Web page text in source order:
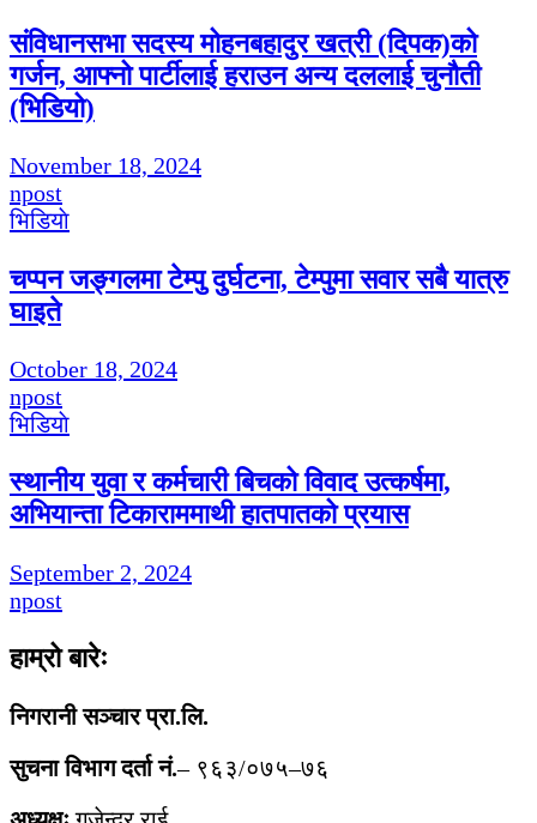
संविधानसभा सदस्य मोहनबहादुर खत्री (दिपक)को
गर्जन, आफ्नो पार्टीलाई हराउन अन्य दललाई चुनौती
(भिडियो)
November 18, 2024
npost
भिडियाे
चप्पन जङ्गलमा टेम्पु दुर्घटना, टेम्पुमा सवार सबै यात्रु
घाइते
October 18, 2024
npost
भिडियाे
स्थानीय युवा र कर्मचारी बिचको विवाद उत्कर्षमा,
अभियान्ता टिकाराममाथी हातपातको प्रयास
September 2, 2024
npost
हाम्रो बारेः
निगरानी सञ्चार प्रा.लि.
सुचना विभाग दर्ता नं.– ९६३/०७५–७६